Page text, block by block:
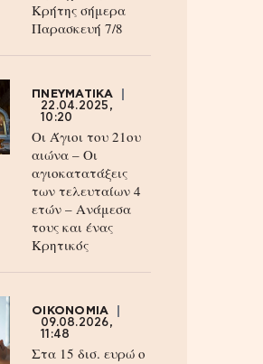
Κρήτης σήμερα
Παρασκευή 7/8
ΠΝΕΥΜΑΤΙΚΑ
22.04.2025,
10:20
Οι Άγιοι του 21ου
αιώνα – Οι
αγιοκατατάξεις
των τελευταίων 4
ετών – Ανάμεσα
τους και ένας
Κρητικός
ΟΙΚΟΝΟΜΙΑ
09.08.2026,
11:48
Στα 15 δισ. ευρώ ο